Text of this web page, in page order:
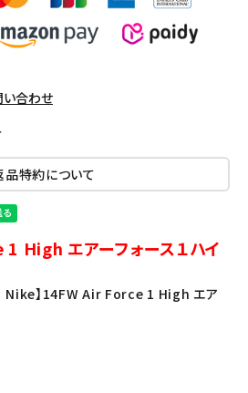
い合わせ
品特約について
エアーフォース１ハイ
】14FW Air Force 1 High エア